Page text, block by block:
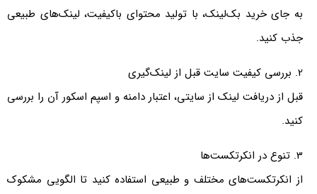
به جای خرید بک‌لینک، با تولید محتوای باکیفیت، لینک‌های طبیعی
جذب کنید.
2. بررسی کیفیت سایت قبل از لینک‌گیری
قبل از دریافت لینک از سایتی، اعتبار دامنه و اسپم اسکور آن را بررسی
کنید.
3. تنوع در انکرتکست‌ها
از انکرتکست‌های مختلف و طبیعی استفاده کنید تا الگویی مشکوک